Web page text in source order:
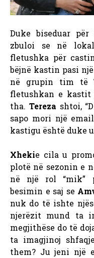
Duke biseduar
zbuloi se në
fletushka për
bëjnë kastin pasi
në grupin tim të
fletushkan e kastit
tha. Tereza shtoi,
sapo mori një
kastigu është duke
Xhekie cila u
plotë në sezonin e
në një rol “mik”
besimin e saj se
nuk do të ishte
njerëzit mund ta
megjithëse do të
ta imagjinoj
them? Ju jeni një